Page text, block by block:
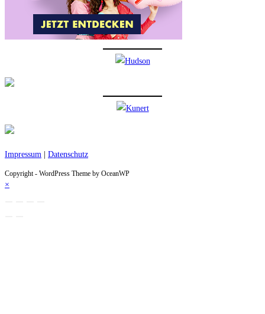
Impressum Datenschutz
Copyright - WordPress Theme by OceanWP
×